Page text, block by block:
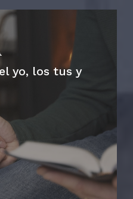
yo, los tus y